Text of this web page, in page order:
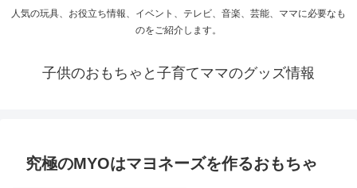
人気の玩具、お役立ち情報、イベント、テレビ、音楽、芸能、ママに必要なも
のをご紹介します。
子供のおもちゃと子育てママのグッズ情報
究極のMYOはマヨネーズを作るおもちゃ